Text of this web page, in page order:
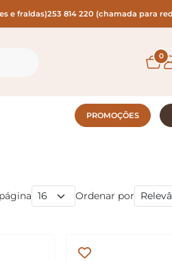
e fraldas)253 814 220 (chamada para
0
PROMOÇÕES
Ordenar por